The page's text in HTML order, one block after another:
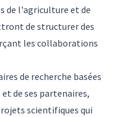
de l'agriculture et de
de structurer des
les collaborations
de recherche basées
de ses partenaires,
scientifiques qui